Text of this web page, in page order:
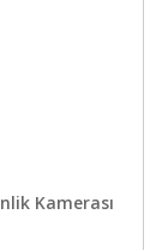
Kamerası